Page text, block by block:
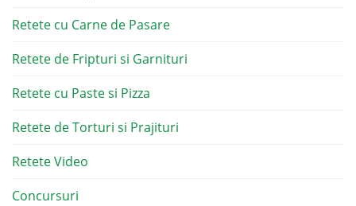
Retete cu Carne de Pasare
Retete de Fripturi si Garnituri
Retete cu Paste si Pizza
Retete de Torturi si Prajituri
Retete Video
Concursuri